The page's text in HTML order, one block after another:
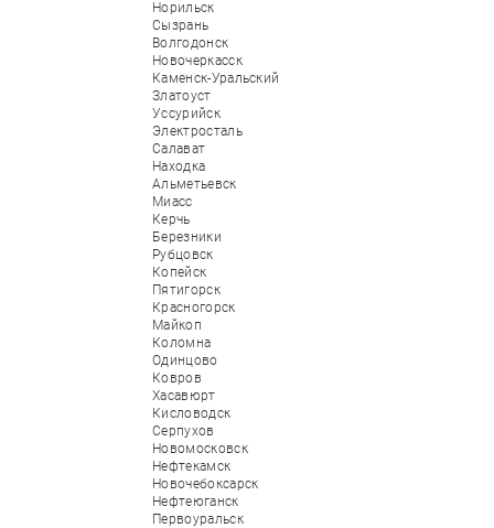
Норильск
Сызрань
Волгодонск
Новочеркасск
Каменск-Уральский
Златоуст
Уссурийск
Электросталь
Салават
Находка
Альметьевск
Миасс
Керчь
Березники
Рубцовск
Копейск
Пятигорск
Красногорск
Майкоп
Коломна
Одинцово
Ковров
Хасавюрт
Кисловодск
Серпухов
Новомосковск
Нефтекамск
Новочебоксарск
Нефтеюганск
Первоуральск